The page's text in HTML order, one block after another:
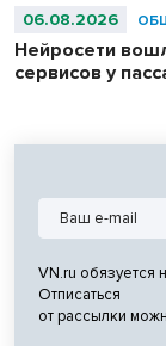
06.08.2026
Нейросети
сервисов у
VN.ru обязуется
Отписаться
от рассылки